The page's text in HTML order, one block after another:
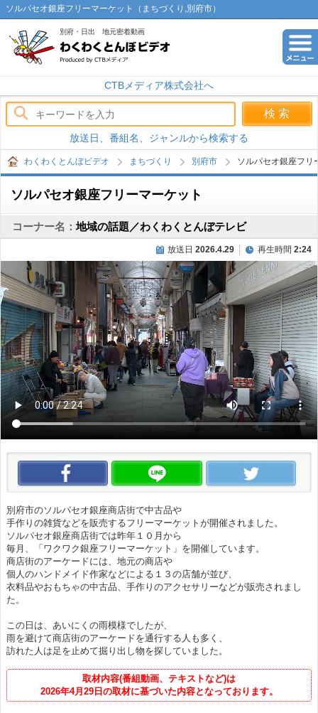
ソルパセオ銀座フリーマーケット（まちづくり,別府市）
別府・日出 地元密着動画
CTBメディア株式会社へ
放送日、番組名、ジャンルから検索する
わくわくとんぼビデオ まちづくり 別府市 ソルパセオ銀座フリ
ソルパセオ銀座フリーマーケット
コーナー名：地域の話題／わくわくとんぼテレビ
放送日 2026.4.29 再生時間 2:24
この動画をいいね！ この動画をLINEで送る
別府市のソルパセオ銀座商店街で中古品や
手作りの雑貨などを販売するフリーマーケットが開催されました。
ソルパセオ銀座商店街では昨年１０月から
毎月、「ワクワク銀座フリーマーケット」を開催しています。
商店街のアーケードには、地元の商店や
個人のハンドメイド作家などによる１３の店舗が並び、
衣料品やおもちゃの中古品、手作りのアクセサリーなどが販売されまし
た。
この日は、あいにくの雨模様でしたが、
雨を避けて商店街のアーケードを通行する人も多く、
訪れた人は足を止めて掘り出し物を探していました。
取材内容(番組動画、テキストなど)は
2026年4月29日の取材に基づいた内容となっております。